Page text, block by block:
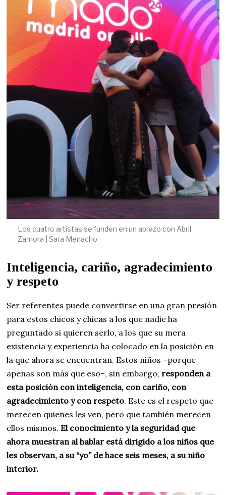
Los cuatro artistas se funden en un abrazo con Abril
Zamora | Sara Menacho
Inteligencia, cariño, agradecimiento
y respeto
Ser referentes puede convertirse en una gran presión
para estos chicos y chicas a los que nadie ha
preguntado si quieren serlo, a los que su mera
existencia y experiencia ha colocado en la posición en
la que ahora se encuentran. Estos niños –porque
apenas son más que eso–, sin embargo, responden a
esta posición con inteligencia, con cariño, con
agradecimiento y con respeto. Este es el respeto que
merecen quienes les ven, pero que también merecen
ellos mismos. El conocimiento y la seguridad que
ahora muestran al hablar está dirigido a los niños que
les observan, a su “yo” de hace seis meses, a su niño
interior.